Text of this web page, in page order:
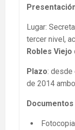
Lugar:
tercer nivel,
Robles Viejo
Plazo: desde
de 2014